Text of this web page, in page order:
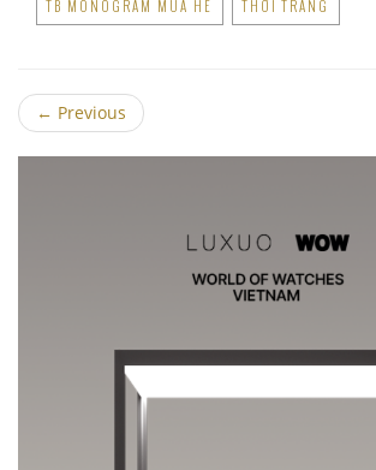
TB MONOGRAM MÙA HÈ THỜI TRANG
← Previous